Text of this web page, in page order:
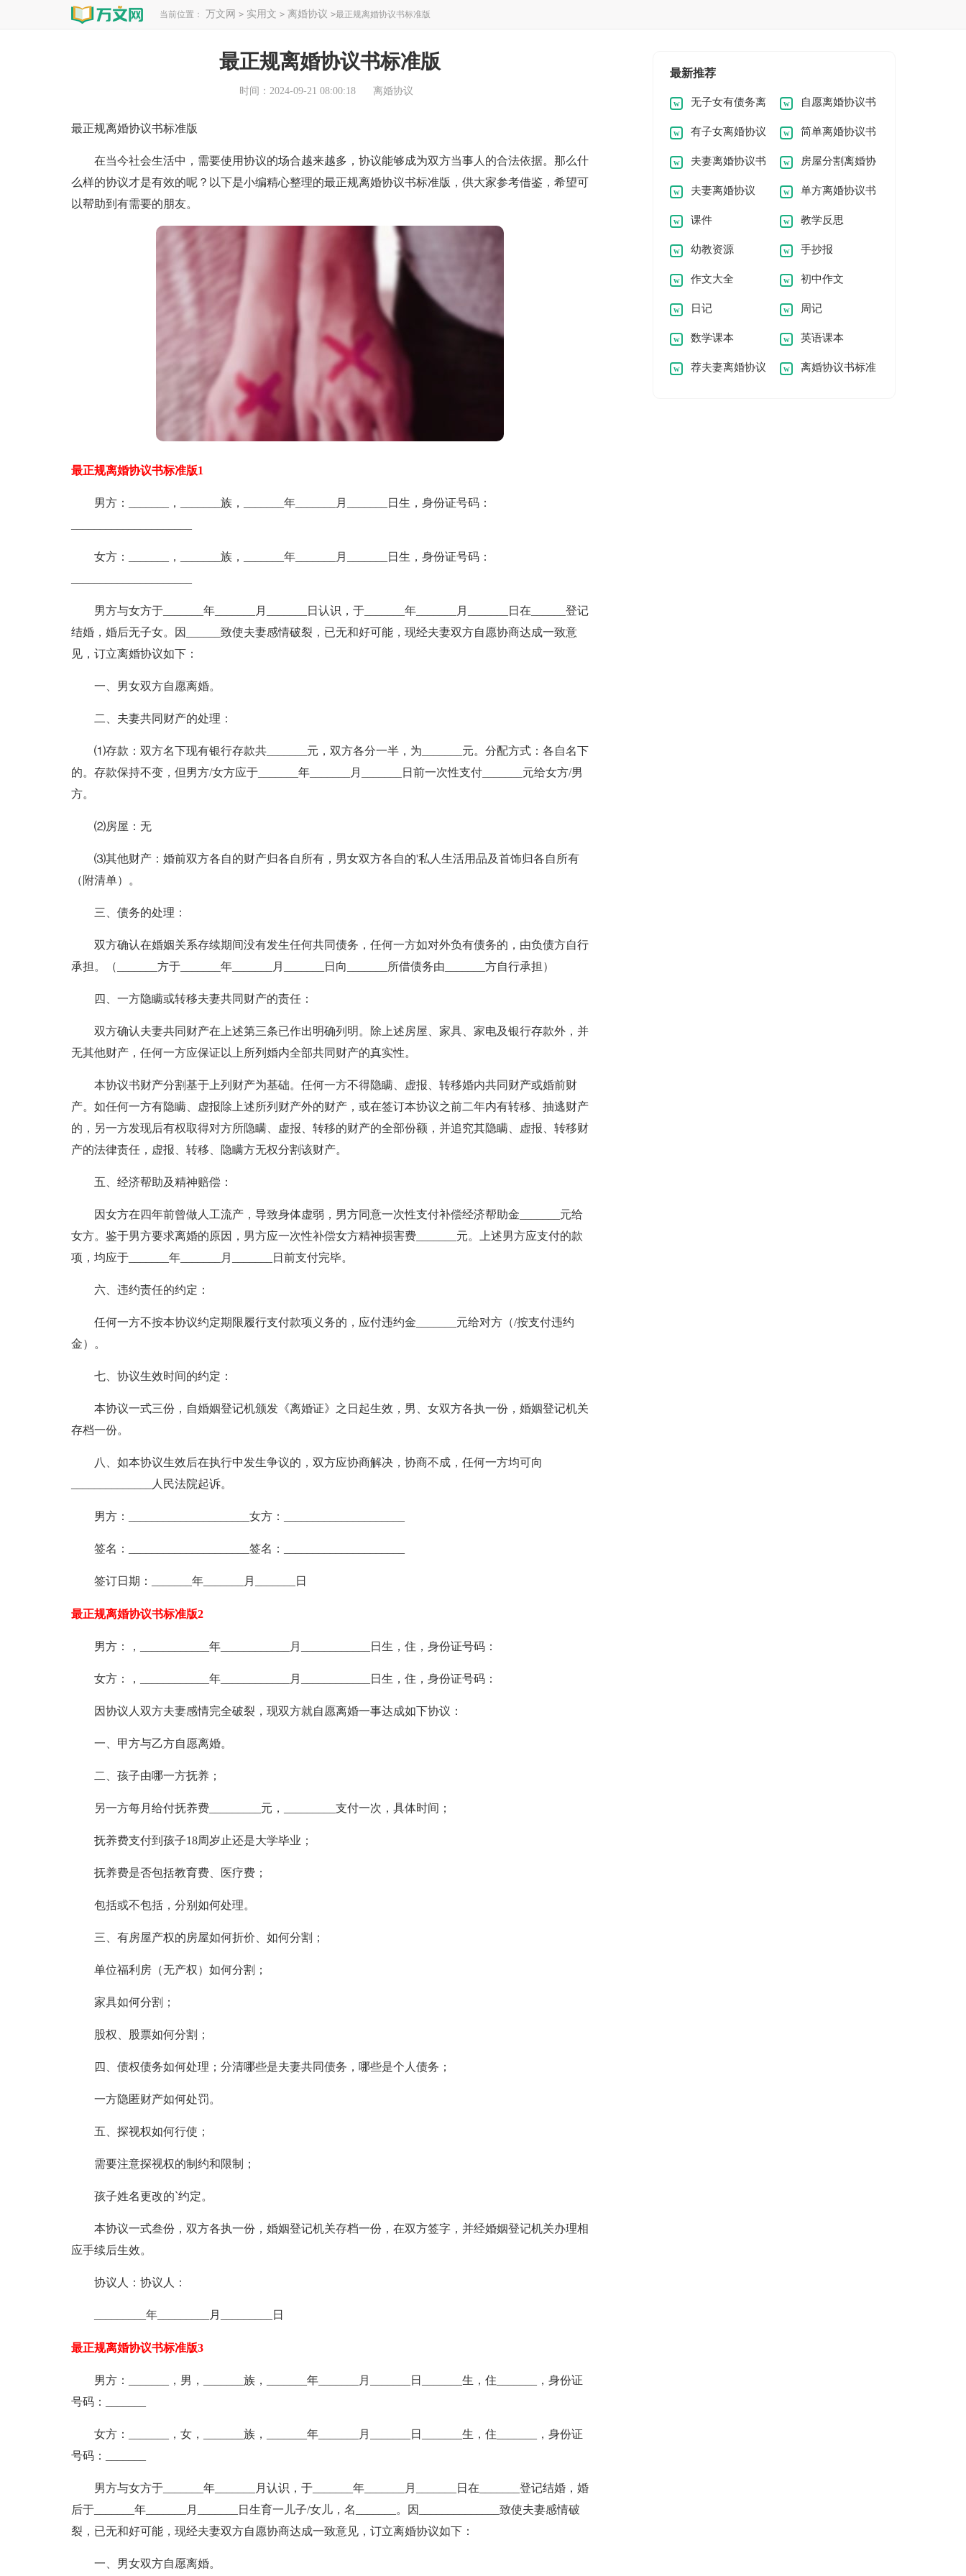
当前位置： 万文网 > 实用文 > 离婚协议 >最正规离婚协议书标准版
最正规离婚协议书标准版
时间：2024-09-21 08:00:18 离婚协议
最正规离婚协议书标准版
在当今社会生活中，需要使用协议的场合越来越多，协议能够成为双方当事人的合法依据。那么什
么样的协议才是有效的呢？以下是小编精心整理的最正规离婚协议书标准版，供大家参考借鉴，希望可
以帮助到有需要的朋友。
最正规离婚协议书标准版1
男方：_______，_______族，_______年_______月_______日生，身份证号码：
女方：_______，_______族，_______年_______月_______日生，身份证号码：
男方与女方于_______年_______月_______日认识，于_______年_______月_______日在______登记
结婚，婚后无子女。因______致使夫妻感情破裂，已无和好可能，现经夫妻双方自愿协商达成一致意
见，订立离婚协议如下：
一、男女双方自愿离婚。
二、夫妻共同财产的处理：
⑴存款：双方名下现有银行存款共_______元，双方各分一半，为_______元。分配方式：各自名下
的。存款保持不变，但男方/女方应于_______年_______月_______日前一次性支付_______元给女方/男
方。
⑵房屋：无
⑶其他财产：婚前双方各自的财产归各自所有，男女双方各自的'私人生活用品及首饰归各自所有
（附清单）。
三、债务的处理：
双方确认在婚姻关系存续期间没有发生任何共同债务，任何一方如对外负有债务的，由负债方自行
承担。（_______方于_______年_______月_______日向_______所借债务由_______方自行承担）
四、一方隐瞒或转移夫妻共同财产的责任：
双方确认夫妻共同财产在上述第三条已作出明确列明。除上述房屋、家具、家电及银行存款外，并
无其他财产，任何一方应保证以上所列婚内全部共同财产的真实性。
本协议书财产分割基于上列财产为基础。任何一方不得隐瞒、虚报、转移婚内共同财产或婚前财
产。如任何一方有隐瞒、虚报除上述所列财产外的财产，或在签订本协议之前二年内有转移、抽逃财产
的，另一方发现后有权取得对方所隐瞒、虚报、转移的财产的全部份额，并追究其隐瞒、虚报、转移财
产的法律责任，虚报、转移、隐瞒方无权分割该财产。
五、经济帮助及精神赔偿：
因女方在四年前曾做人工流产，导致身体虚弱，男方同意一次性支付补偿经济帮助金_______元给
女方。鉴于男方要求离婚的原因，男方应一次性补偿女方精神损害费_______元。上述男方应支付的款
项，均应于_______年_______月_______日前支付完毕。
六、违约责任的约定：
任何一方不按本协议约定期限履行支付款项义务的，应付违约金_______元给对方（/按支付违约
金）。
七、协议生效时间的约定：
本协议一式三份，自婚姻登记机颁发《离婚证》之日起生效，男、女双方各执一份，婚姻登记机关
存档一份。
八、如本协议生效后在执行中发生争议的，双方应协商解决，协商不成，任何一方均可向
______________人民法院起诉。
男方：_____________________女方：_____________________
签名：_____________________签名：_____________________
签订日期：_______年_______月_______日
最正规离婚协议书标准版2
男方：，____________年____________月____________日生，住，身份证号码：
女方：，____________年____________月____________日生，住，身份证号码：
因协议人双方夫妻感情完全破裂，现双方就自愿离婚一事达成如下协议：
一、甲方与乙方自愿离婚。
二、孩子由哪一方抚养；
另一方每月给付抚养费_________元，_________支付一次，具体时间；
抚养费支付到孩子18周岁止还是大学毕业；
抚养费是否包括教育费、医疗费；
包括或不包括，分别如何处理。
三、有房屋产权的房屋如何折价、如何分割；
单位福利房（无产权）如何分割；
家具如何分割；
股权、股票如何分割；
四、债权债务如何处理；分清哪些是夫妻共同债务，哪些是个人债务；
一方隐匿财产如何处罚。
五、探视权如何行使；
需要注意探视权的制约和限制；
孩子姓名更改的`约定。
本协议一式叁份，双方各执一份，婚姻登记机关存档一份，在双方签字，并经婚姻登记机关办理相
应手续后生效。
协议人：协议人：
_________年_________月_________日
最正规离婚协议书标准版3
男方：_______，男，_______族，_______年_______月_______日_______生，住_______，身份证
号码：_______
女方：_______，女，_______族，_______年_______月_______日_______生，住_______，身份证
号码：_______
男方与女方于_______年_______月认识，于_______年_______月_______日在_______登记结婚，婚
后于_______年_______月_______日生育一儿子/女儿，名_______。因______________致使夫妻感情破
裂，已无和好可能，现经夫妻双方自愿协商达成一致意见，订立离婚协议如下：
一、男女双方自愿离婚。
最新推荐
无子女有债务离
婚协议书
自愿离婚协议书
有子女离婚协议
书
简单离婚协议书
夫妻离婚协议书 房屋分割离婚协
议书
夫妻离婚协议 单方离婚协议书
课件 教学反思
幼教资源 手抄报
作文大全 初中作文
日记 周记
数学课本 英语课本
荐夫妻离婚协议 离婚协议书标准